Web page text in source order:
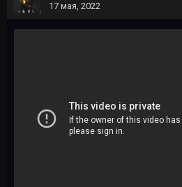
17 мая, 2022